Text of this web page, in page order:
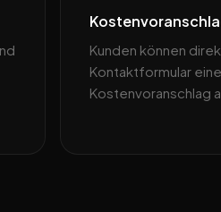
Kunden können
Kontaktformular
Kostenvoranschlag